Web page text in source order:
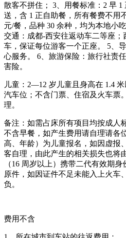
散客不拼住；
3 、用餐标准： 2 早 1
送，含 1 正自助餐，所有餐费不用
元/餐，品种 30 余种，均为本地小
交通：成都-西安往返动车二等座
车，保证每位游客一个正座。 5 、
心服务。 6 、旅游保险：旅行社责
害险。
儿童： 2—12 岁儿童且身高在 1.4 米
汽车位；不含门票、住宿及火车票
理。
备注：如需占床所有项目均按成人
不含早餐，如产生费用请自理请各
高、年龄）为儿童报名，如因虚报
客自理，由此产生的相关损失也将
（16 周岁以上）携带二代有效期
原件，如因证件不足未能入上火车
负。
费用不含